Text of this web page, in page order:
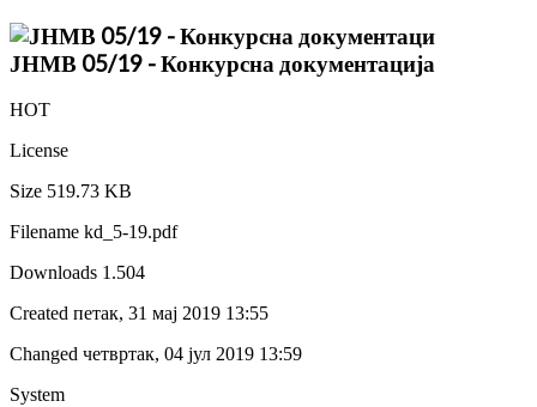
ЈНМВ 05/19 - Конкурсна документација
HOT
License
Size 519.73 KB
Filename kd_5-19.pdf
Downloads 1.504
Created петак, 31 мај 2019 13:55
Changed четвртак, 04 јул 2019 13:59
System